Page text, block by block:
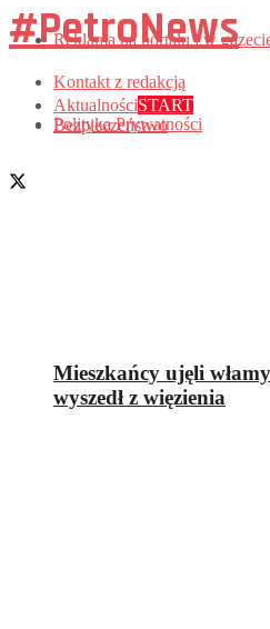
Reklama na portalu i w
Kontakt z redakcją
Polityka Prywatności
#PetroNews
AktualnościSTART
Bezpieczeństwo
Mieszkańcy ujęli
wyszedł z więzienia